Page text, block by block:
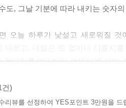
쪽 손으로 살아 보자
왼손만으로 하루를 살아 보자. 왼
도, 그날 기분에 따라 내키는 숫자
오늘 하루가 낯설고 새로워질
것인지를 매일매일 이해하’게 되
건)
리뷰를 선정하여 YES포인트 3만원을 드